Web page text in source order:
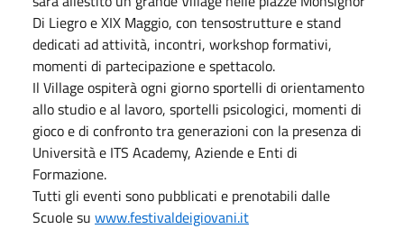
Di Liegro e XIX Maggio, con tensostrutture e stand
dedicati ad attività, incontri, workshop formativi,
momenti di partecipazione e spettacolo.
Il Village ospiterà ogni giorno sportelli di orientamento
allo studio e al lavoro, sportelli psicologici, momenti di
gioco e di confronto tra generazioni con la presenza di
Università e ITS Academy, Aziende e Enti di
Formazione.
Tutti gli eventi sono pubblicati e prenotabili dalle
Scuole su www.festivaldeigiovani.it